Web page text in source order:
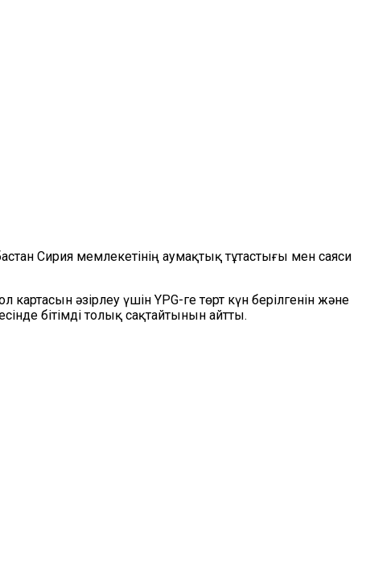
Сирия мемлекетінің аумақтық тұтастығы мен саяси
әзірлеу үшін YPG-ге төрт күн берілгенін және
бітімді толық сақтайтынын айтты.